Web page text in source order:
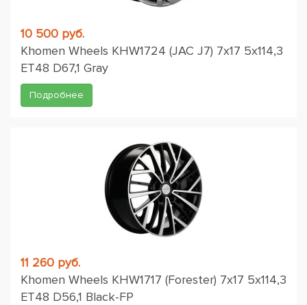
10 500 руб.
Khomen Wheels KHW1724 (JAC J7) 7x17 5x114,3
ET48 D67,1 Gray
Подробнее
11 260 руб.
Khomen Wheels KHW1717 (Forester) 7x17 5x114,3
ET48 D56,1 Black-FP